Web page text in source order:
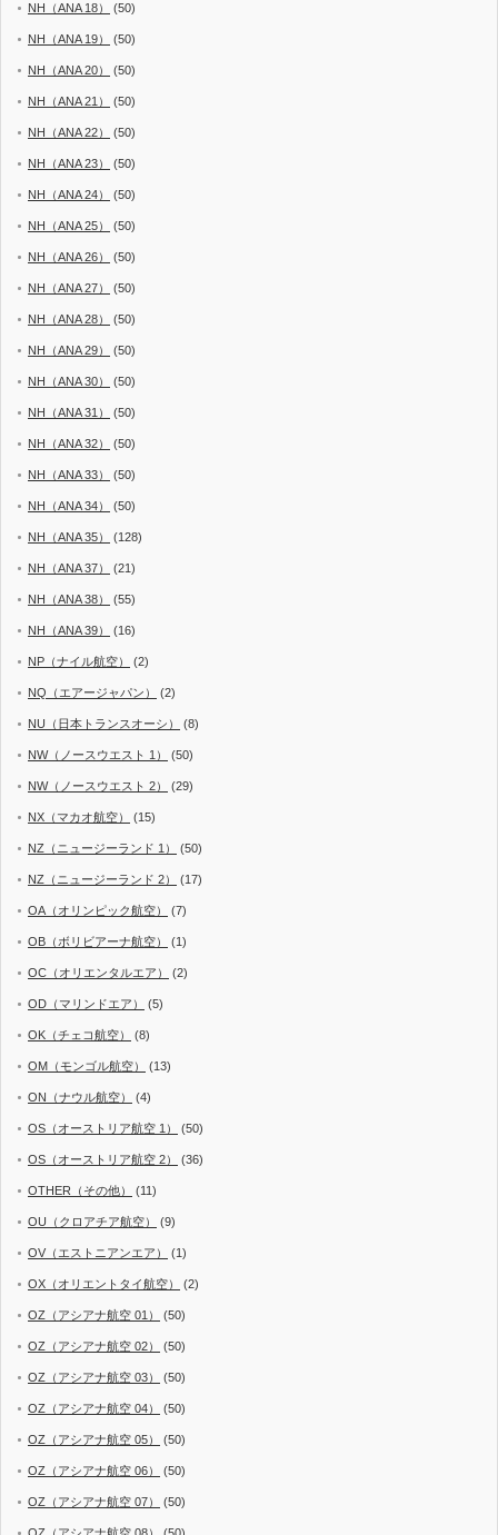
NH（ANA 18） (50)
NH（ANA 19） (50)
NH（ANA 20） (50)
NH（ANA 21） (50)
NH（ANA 22） (50)
NH（ANA 23） (50)
NH（ANA 24） (50)
NH（ANA 25） (50)
NH（ANA 26） (50)
NH（ANA 27） (50)
NH（ANA 28） (50)
NH（ANA 29） (50)
NH（ANA 30） (50)
NH（ANA 31） (50)
NH（ANA 32） (50)
NH（ANA 33） (50)
NH（ANA 34） (50)
NH（ANA 35） (128)
NH（ANA 37） (21)
NH（ANA 38） (55)
NH（ANA 39） (16)
NP（ナイル航空） (2)
NQ（エアージャパン） (2)
NU（日本トランスオーシ） (8)
NW（ノースウエスト 1） (50)
NW（ノースウエスト 2） (29)
NX（マカオ航空） (15)
NZ（ニュージーランド 1） (50)
NZ（ニュージーランド 2） (17)
OA（オリンピック航空） (7)
OB（ボリビアーナ航空） (1)
OC（オリエンタルエア） (2)
OD（マリンドエア） (5)
OK（チェコ航空） (8)
OM（モンゴル航空） (13)
ON（ナウル航空） (4)
OS（オーストリア航空 1） (50)
OS（オーストリア航空 2） (36)
OTHER（その他） (11)
OU（クロアチア航空） (9)
OV（エストニアンエア） (1)
OX（オリエントタイ航空） (2)
OZ（アシアナ航空 01） (50)
OZ（アシアナ航空 02） (50)
OZ（アシアナ航空 03） (50)
OZ（アシアナ航空 04） (50)
OZ（アシアナ航空 05） (50)
OZ（アシアナ航空 06） (50)
OZ（アシアナ航空 07） (50)